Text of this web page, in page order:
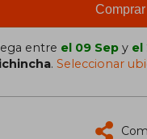
Comprar
entre el 09 Sep y el
. Seleccionar